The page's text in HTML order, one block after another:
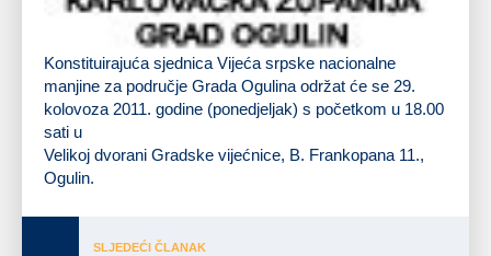
Konstituirajuća sjednicaVijeća srpske nacionalne
manjine za područje Grada Ogulinaodržat će se 29.
kolovoza 2011. godine (ponedjeljak) s početkom u 18.00
sati u
Velikoj dvorani Gradske vijećnice, B. Frankopana 11.,
Ogulin.
SLJEDEĆI ČLANAK